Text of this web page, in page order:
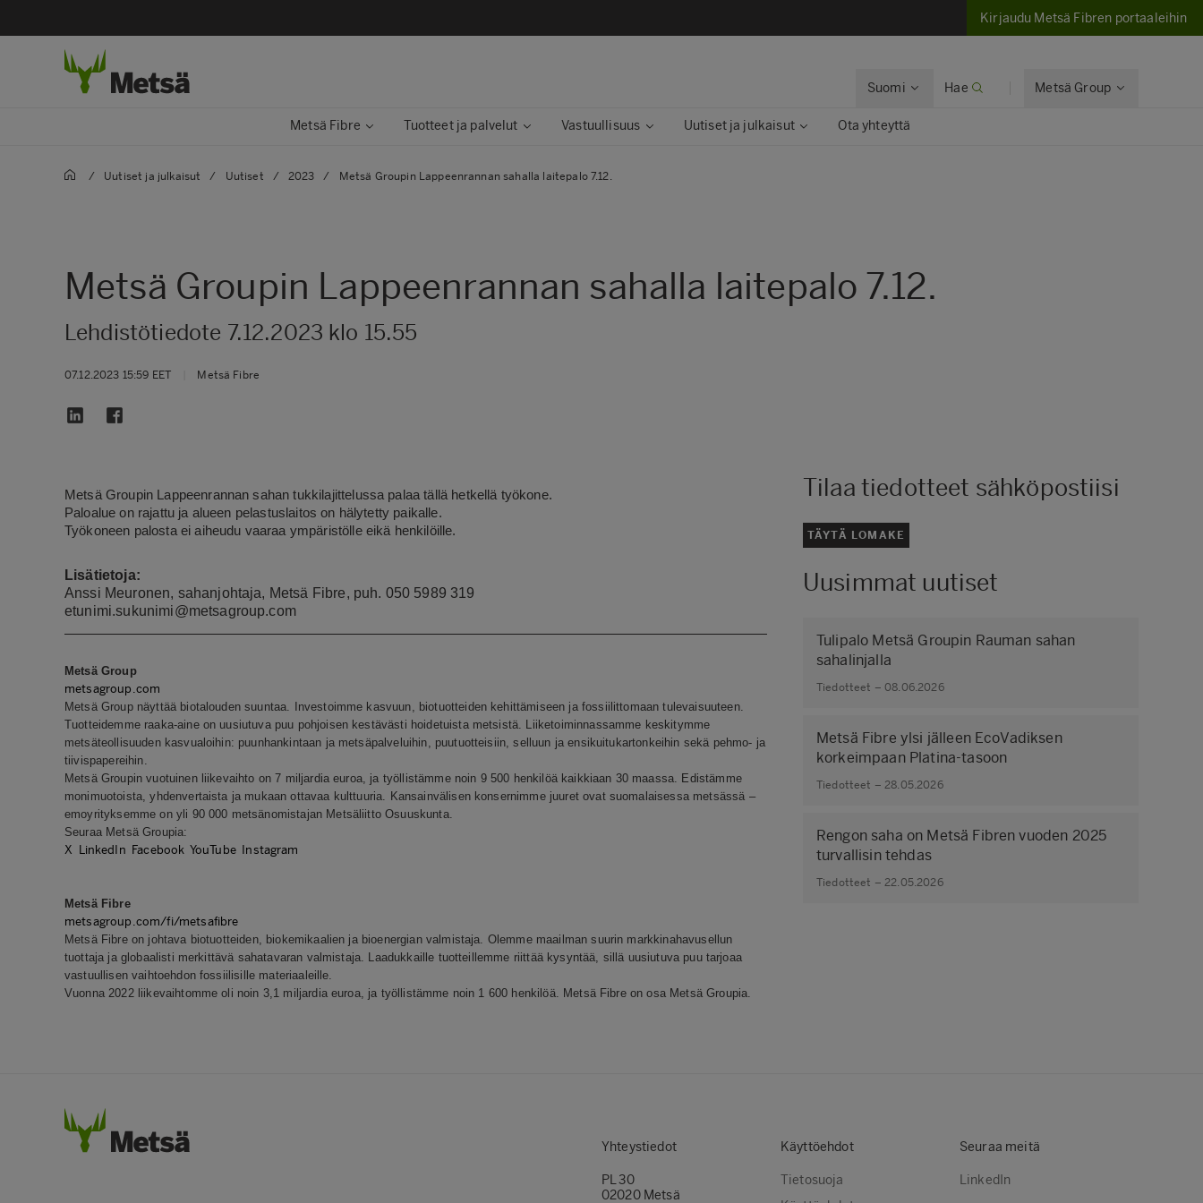
Kirjaudu Metsä Fibren portaaleihin
Suomi Hae Metsä Group
Metsä Fibre Tuotteet ja palvelut Vastuullisuus Uutiset ja julkaisut Ota yhteyttä
/ Uutiset ja julkaisut / Uutiset / 2023 / Metsä Groupin Lappeenrannan sahalla laitepalo 7.12.
Metsä Groupin Lappeenrannan sahalla laitepalo 7.12.
Lehdistötiedote 7.12.2023 klo 15.55
07.12.2023 15:59 EET Metsä Fibre
Metsä Groupin Lappeenrannan sahan tukkilajittelussa palaa tällä hetkellä työkone.
Paloalue on rajattu ja alueen pelastuslaitos on hälytetty paikalle.
Työkoneen palosta ei aiheudu vaaraa ympäristölle eikä henkilöille.
Lisätietoja:
Anssi Meuronen, sahanjohtaja, Metsä Fibre, puh. 050 5989 319
etunimi.sukunimi@metsagroup.com
Metsä Group
metsagroup.com
Metsä Group näyttää biotalouden suuntaa. Investoimme kasvuun, biotuotteiden kehittämiseen ja fossiilittomaan tulevaisuuteen.
Tuotteidemme raaka-aine on uusiutuva puu pohjoisen kestävästi hoidetuista metsistä. Liiketoiminnassamme keskitymme
metsäteollisuuden kasvualoihin: puunhankintaan ja metsäpalveluihin, puutuotteisiin, selluun ja ensikuitukartonkeihin sekä pehmo- ja
tiivispapereihin.
Metsä Groupin vuotuinen liikevaihto on 7 miljardia euroa, ja työllistämme noin 9 500 henkilöä kaikkiaan 30 maassa. Edistämme
monimuotoista, yhdenvertaista ja mukaan ottavaa kulttuuria. Kansainvälisen konsernimme juuret ovat suomalaisessa metsässä –
emoyrityksemme on yli 90 000 metsänomistajan Metsäliitto Osuuskunta.
Seuraa Metsä Groupia:
X LinkedIn Facebook YouTube Instagram
Metsä Fibre
metsagroup.com/fi/metsafibre
Metsä Fibre on johtava biotuotteiden, biokemikaalien ja bioenergian valmistaja. Olemme maailman suurin markkinahavusellun
tuottaja ja globaalisti merkittävä sahatavaran valmistaja. Laadukkaille tuotteillemme riittää kysyntää, sillä uusiutuva puu tarjoaa
vastuullisen vaihtoehdon fossiilisille materiaaleille.
Vuonna 2022 liikevaihtomme oli noin 3,1 miljardia euroa, ja työllistämme noin 1 600 henkilöä. Metsä Fibre on osa Metsä Groupia.
Tilaa tiedotteet sähköpostiisi
TÄYTÄ LOMAKE
Uusimmat uutiset
Tulipalo Metsä Groupin Rauman sahan
sahalinjalla
Tiedotteet – 08.06.2026
Metsä Fibre ylsi jälleen EcoVadiksen
korkeimpaan Platina-tasoon
Tiedotteet – 28.05.2026
Rengon saha on Metsä Fibren vuoden 2025
turvallisin tehdas
Tiedotteet – 22.05.2026
Yhteystiedot
PL 30
02020 Metsä
Käyttöehdot
Tietosuoja
Seuraa meitä
LinkedIn